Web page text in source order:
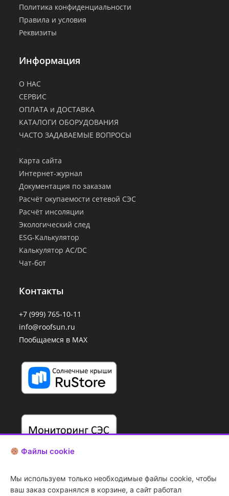
Политика конфиденциальности
Правила и условия
Реквизиты
Информация
О НАС
СЕРВИС
ОПЛАТА и ДОСТАВКА
КАТАЛОГИ ОБОРУДОВАНИЯ
ЧАСТО ЗАДАВАЕМЫЕ ВОПРОСЫ
Карта сайта
Интернет-журнал
Документация по заказам
Расчёт окупаемости сетевой СЭС
Расчёт инсоляции
Экологический след
ESG-Калькулятор
Калькулятор AC/DC
Чат-бот
Контакты
+7 (999) 765-10-11
info@roofsun.ru
Пообщаемся в MAX
Файлы cookie
Мы используем только необходимые файлы cookie, чтобы
ваш заказ сохранялся в корзине, а сайт работал